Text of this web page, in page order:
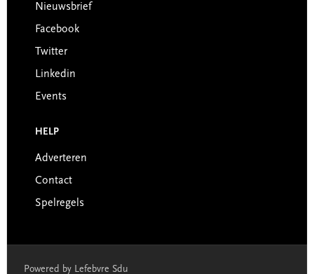
Nieuwsbrief
Facebook
Twitter
Linkedin
Events
HELP
Adverteren
Contact
Spelregels
Powered by Lefebvre Sdu